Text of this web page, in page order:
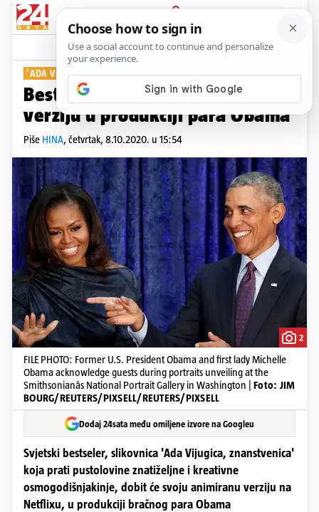
PRIJAVA
Show Komentari
'ADA VIJUGICA, ZNANSTVENICA'
Bestseller će dobiti animiranu
verziju u produkciji para Obama
Piše HINA, četvrtak, 8.10.2020. u 15:54
2
FILE PHOTO: Former U.S. President Obama and first lady Michelle
Obama acknowledge guests during portraits unveiling at the
Smithsonianâs National Portrait Gallery in Washington | Foto: JIM
BOURG/REUTERS/PIXSELL/REUTERS/PIXSELL
Dodaj 24sata među omiljene izvore na Googleu
Svjetski bestseler, slikovnica 'Ada Vijugica, znanstvenica'
koja prati pustolovine znatiželjne i kreativne
osmogodišnjakinje, dobit će svoju animiranu verziju na
Netflixu, u produkciji bračnog para Obama